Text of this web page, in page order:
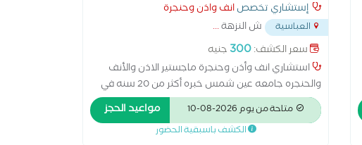
إستشاري تخصصانف واذن وحنجرة
العباسية ش النزهة...
سعر الكشف:300 جنيه
استشاري انف وأذن وحنجرة ماجستير الاذن والأنف
والحنجره جامعه عين شمس خبره أكثر من 20 سنه في
جراحات الانف والاذن والحنجره والمناظير
متاحة من يوم 2026-08-10 مواعيد الحجز
الكشف باسبقية الحضور